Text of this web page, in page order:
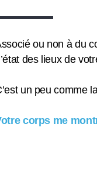
ou non à du
des lieux de
un peu comme
corps me